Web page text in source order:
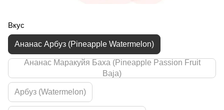
Вкус
Ананас Арбуз (Pineapple Watermelon)
Ананас Маракуйя Баха (Pineapple Passion Fruit
Baja)
Арбуз (Watermelon)